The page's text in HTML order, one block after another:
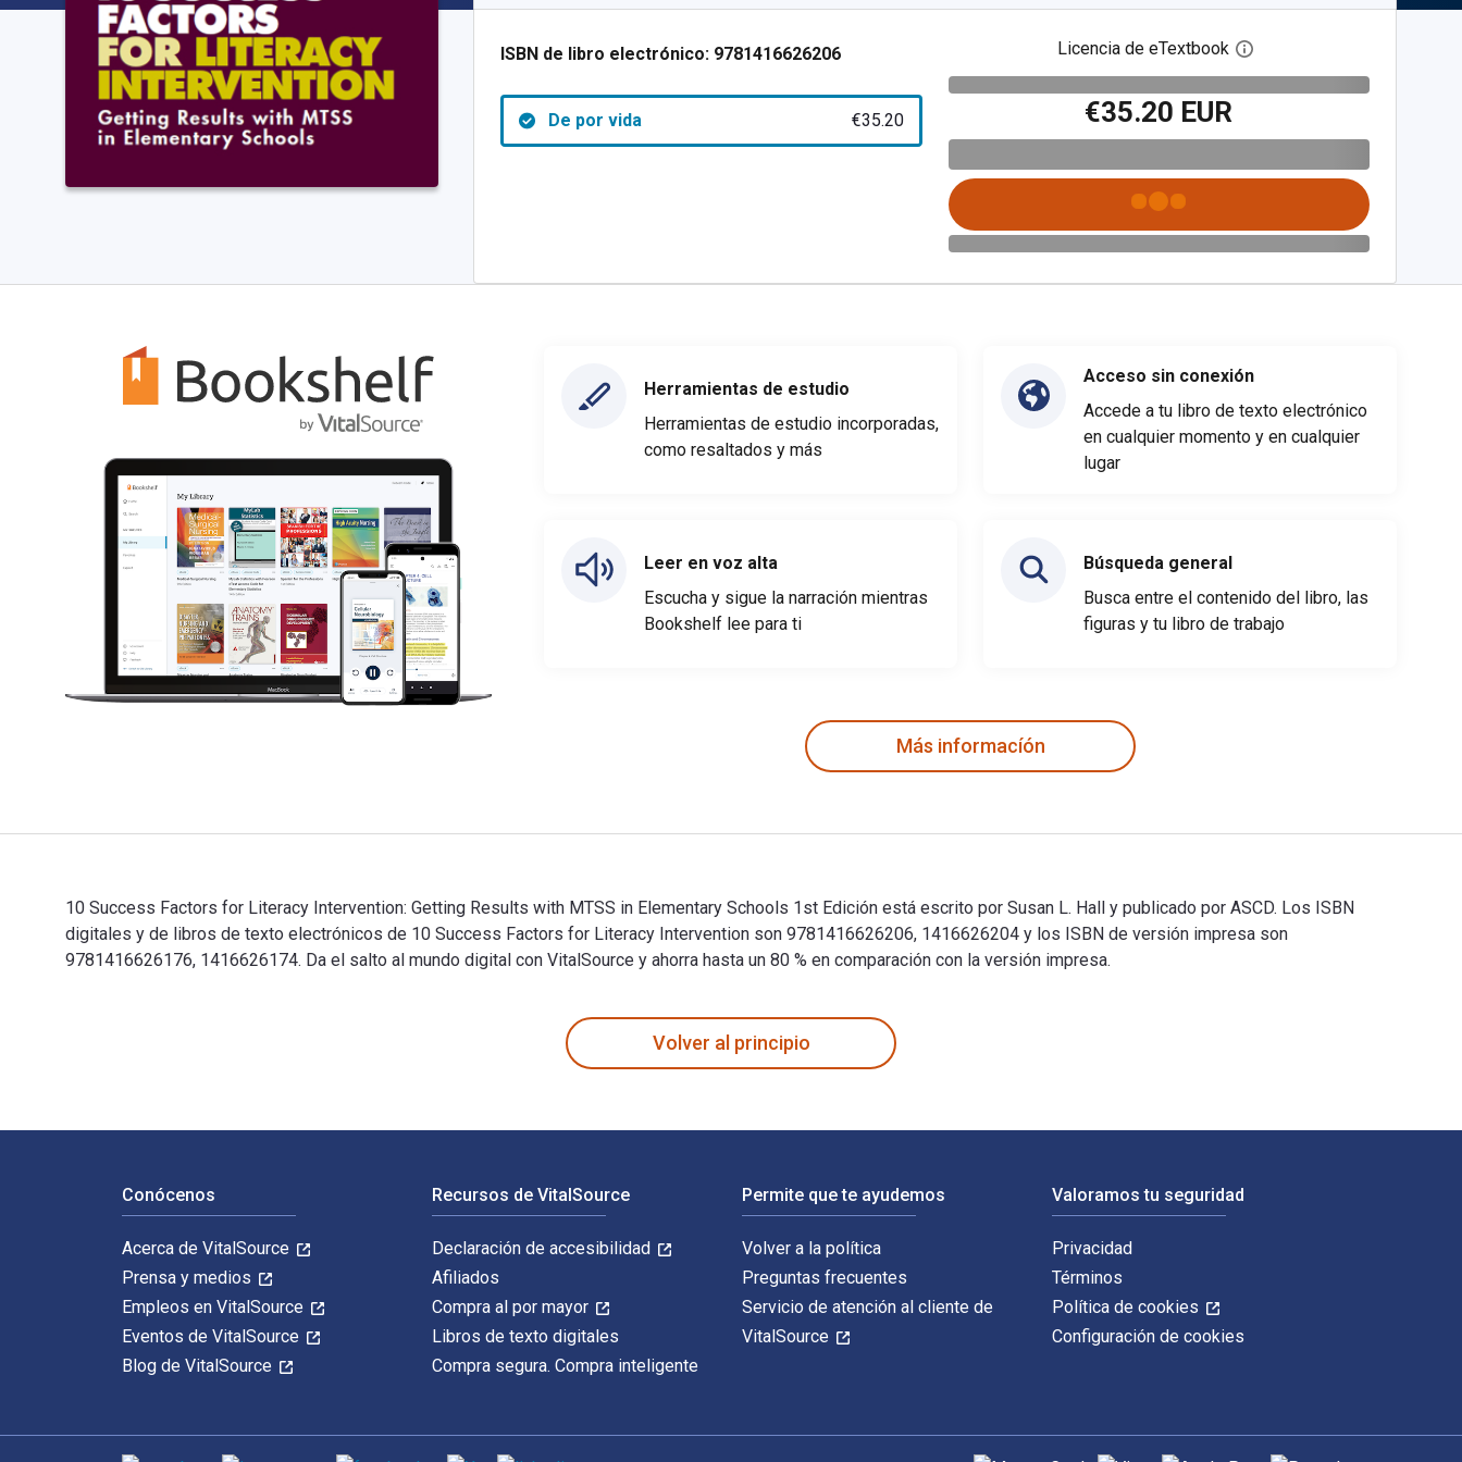
ISBN de libro electrónico: 9781416626206
De por vida €35.20
Licencia de eTextbook Abre el cuadro de diálogo
€35.20 EUR
Herramientas de estudio
Herramientas de estudio incorporadas,
como resaltados y más
Leer en voz alta
Escucha y sigue la narración mientras
Bookshelf lee para ti
Acceso sin conexión
Accede a tu libro de texto electrónico
en cualquier momento y en cualquier
lugar
Búsqueda general
Busca entre el contenido del libro, las
figuras y tu libro de trabajo
Más informacíón
10 Success Factors for Literacy Intervention: Getting Results with MTSS in Elementary Schools 1st Edición está escrito por Susan L. Hall y publicado por ASCD. Los ISBN
digitales y de libros de texto electrónicos de 10 Success Factors for Literacy Intervention son 9781416626206, 1416626204 y los ISBN de versión impresa son
9781416626176, 1416626174. Da el salto al mundo digital con VitalSource y ahorra hasta un 80 % en comparación con la versión impresa.
Volver al principio
Conócenos
Acerca de VitalSource
Prensa y medios
Empleos en VitalSource
Eventos de VitalSource
Blog de VitalSource
Recursos de VitalSource
Declaración de accesibilidad
Afiliados
Compra al por mayor
Libros de texto digitales
Compra segura. Compra inteligente
Permite que te ayudemos
Volver a la política
Preguntas frecuentes
Servicio de atención al cliente de
VitalSource
Valoramos tu seguridad
Privacidad
Términos
Política de cookies
Configuración de cookies